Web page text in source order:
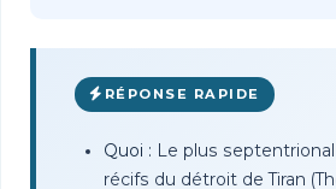
RÉPONSE RAPIDE
Quoi : Le plus
récifs du détroit de Tiran